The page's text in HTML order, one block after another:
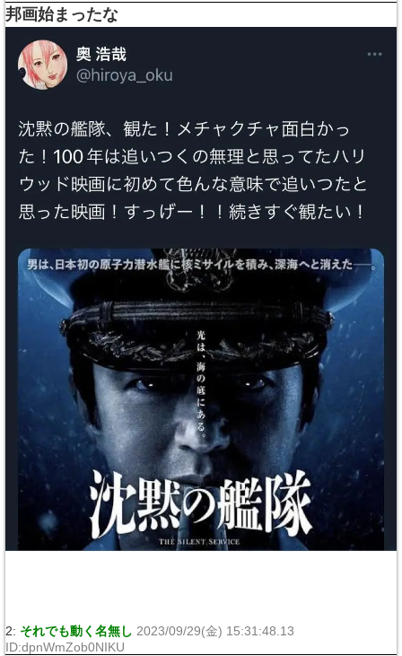
邦画始まったな
2: それでも動く名無し 2023/09/29(金) 15:31:48.13
ID:dpnWmZob0NIKU